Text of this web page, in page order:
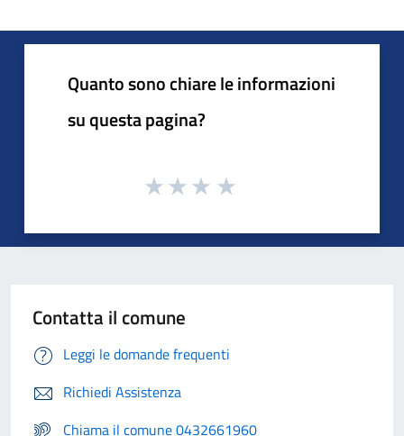
Quanto sono chiare le informazioni
su questa pagina?
Contatta il comune
Leggi le domande frequenti
Richiedi Assistenza
Chiama il comune 0432661960